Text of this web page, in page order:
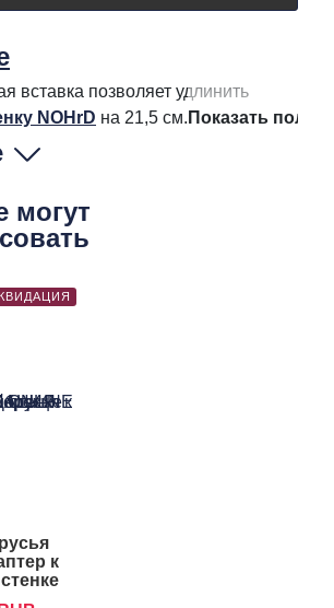
вставка позволяет удлинить
NOHrD на 21,5 см. Показать
могут
к